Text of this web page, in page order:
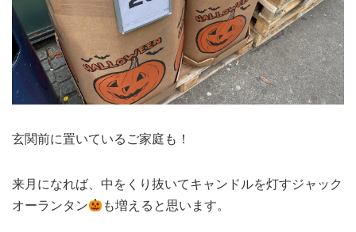
玄関前に置いているご家庭も！
来月になれば、中をくり抜いてキャンドルを灯すジャック
オーランタン
も増えると思います。